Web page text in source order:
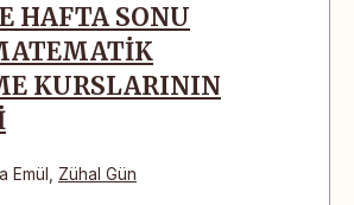
HAFTA SONU
KURSLARININ
Emül Zühal Gün